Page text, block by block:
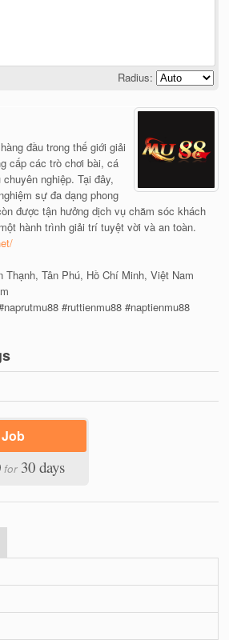
Radius:
đầu trong thế giới giải
cấp các trò chơi bài, cá
nghiệp. Tại đây,
sự đa dạng phong
được tận hưởng dịch vụ chăm sóc khách
hành trình giải trí tuyệt vời và an toàn.
Tân Phú, Hồ Chí Minh, Việt Nam
#ruttienmu88 #naptienmu88
for 30 days